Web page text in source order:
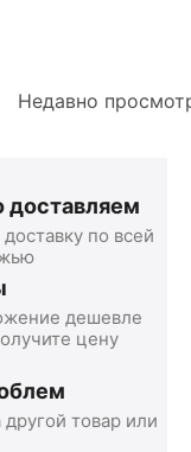
Недавно
доставляем
по всей
дешевле
цену
товар или